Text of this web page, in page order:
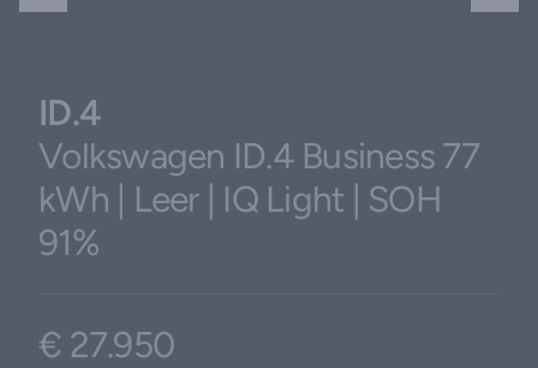
ID.4
Volkswagen ID.4 Business 77
kWh | Leer | IQ Light | SOH
91%
Product information
€ 27.950